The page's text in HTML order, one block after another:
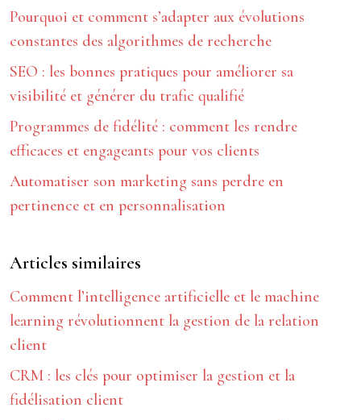
Pourquoi et comment s’adapter aux évolutions
constantes des algorithmes de recherche
SEO : les bonnes pratiques pour améliorer sa
visibilité et générer du trafic qualifié
Programmes de fidélité : comment les rendre
efficaces et engageants pour vos clients
Automatiser son marketing sans perdre en
pertinence et en personnalisation
Articles similaires
Comment l’intelligence artificielle et le machine
learning révolutionnent la gestion de la relation
client
CRM : les clés pour optimiser la gestion et la
fidélisation client